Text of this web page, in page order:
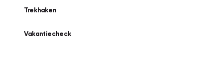
Trekhaken
Vakantiecheck